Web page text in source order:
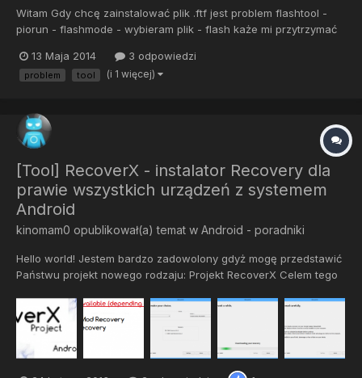
Witam Gdy chcę zainstalować plik .ftf jest problem flashtool -
piorun - flashmode - wybieram plik - flash każe mi przytrzymać
zamyka i takie logi: 13/039/2014 10:39:13 - INFO - Please connect
your device into flashmode. 13/039/2014 10:39:27...
13 Maja 2014 3 odpowiedzi
problem tool (i 1 więcej)
[Tool] RecoverX - instalator Recovery dla
prawie wszystkich urządzeń z systemem
Android
kinomam0 opublikował(a) temat w Android - poradniki
Hello world! Jestem bardzo zadowolony gdyż mogę przedstawić
Państwu projekt nowego rodzaju: Projekt RecoverX Celem tego
urządzenia z systemem Android w JEDNYM narzędziu. RecoverX
jest kodowany w C + +, dzięki QtSDK i pozwalają zainstalować